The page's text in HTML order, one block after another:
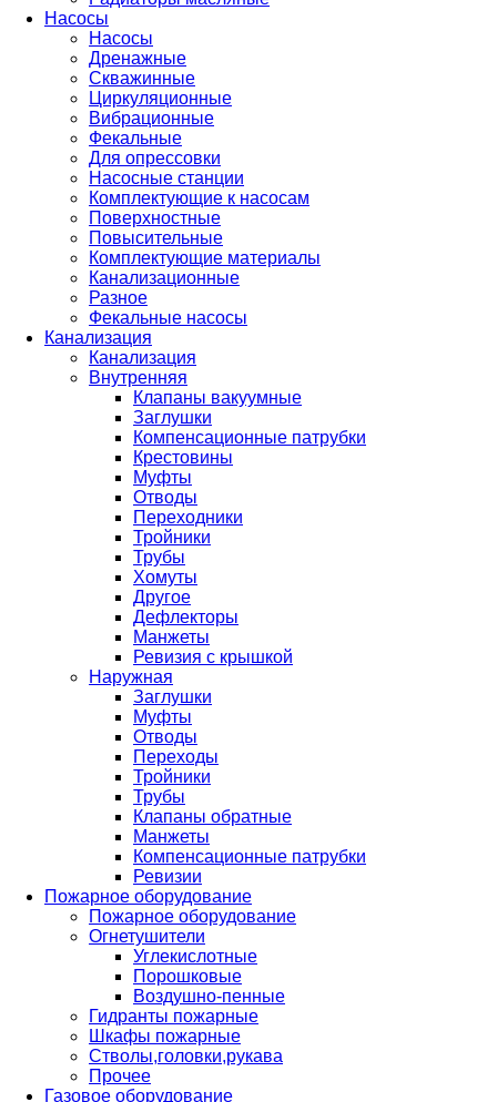
Насосы
Насосы
Дренажные
Скважинные
Циркуляционные
Вибрационные
Фекальные
Для опрессовки
Насосные станции
Комплектующие к насосам
Поверхностные
Повысительные
Комплектующие материалы
Канализационные
Разное
Фекальные насосы
Канализация
Канализация
Внутренняя
Клапаны вакуумные
Заглушки
Компенсационные патрубки
Крестовины
Муфты
Отводы
Переходники
Тройники
Трубы
Хомуты
Другое
Дефлекторы
Манжеты
Ревизия с крышкой
Наружная
Заглушки
Муфты
Отводы
Переходы
Тройники
Трубы
Клапаны обратные
Манжеты
Компенсационные патрубки
Ревизии
Пожарное оборудование
Пожарное оборудование
Огнетушители
Углекислотные
Порошковые
Воздушно-пенные
Гидранты пожарные
Шкафы пожарные
Стволы,головки,рукава
Прочее
Газовое оборудование